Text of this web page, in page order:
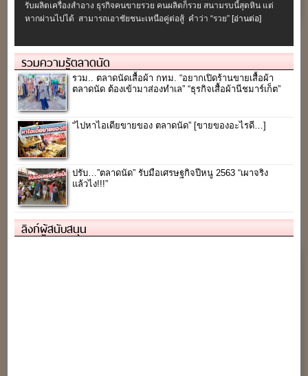
รับผลิตเครื่องสําอาง ธุรกิจคนขายรวย คนผลิตก็รวย สนามรบนี้สุดหิน แต่
หากผ่านไปได้ สามารถเอาชัยชนะเหนือคู่ต่อสู้ คำว่า “รวย” [อ่านต่อ]
รวมความรู้ตลาดนัด
รวม.. ตลาดนัดเสื้อผ้า กทม. “อยากเปิดร้านขายเสื้อผ้า
ตลาดนัด ต้องเข้ามาส่องทำเล” “ธุรกิจเสื้อผ้านีชมาร์เก็ต”
“ไปหาไอเดียขายของ ตลาดนัด” [ขายของอะไรดี…]
ปรับ…”ตลาดนัด” รับมือเศรษฐกิจปีหนู 2563 “เผาจริง
แล้วไง!!!”
ลิงก์ผู้สนับสนุน